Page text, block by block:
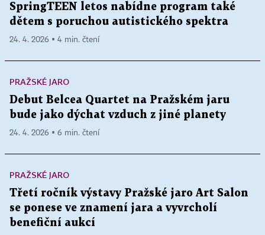
SpringTEEN letos nabídne program také
dětem s poruchou autistického spektra
24. 4. 2026 ▪ 4 min. čtení
PRAŽSKÉ JARO
Debut Belcea Quartet na Pražském jaru
bude jako dýchat vzduch z jiné planety
24. 4. 2026 ▪ 6 min. čtení
PRAŽSKÉ JARO
Třetí ročník výstavy Pražské jaro Art Salon
se ponese ve znamení jara a vyvrcholí
benefiční aukcí